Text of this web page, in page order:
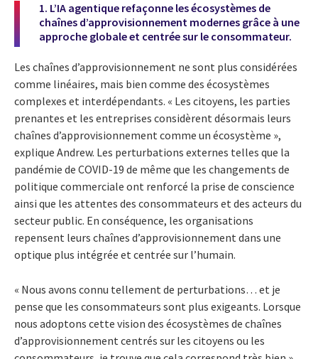
1. L’IA agentique refaçonne les écosystèmes de
chaînes d’approvisionnement modernes grâce à une
approche globale et centrée sur le consommateur.
Les chaînes d’approvisionnement ne sont plus considérées
comme linéaires, mais bien comme des écosystèmes
complexes et interdépendants. « Les citoyens, les parties
prenantes et les entreprises considèrent désormais leurs
chaînes d’approvisionnement comme un écosystème »,
explique Andrew. Les perturbations externes telles que la
pandémie de COVID-19 de même que les changements de
politique commerciale ont renforcé la prise de conscience
ainsi que les attentes des consommateurs et des acteurs du
secteur public. En conséquence, les organisations
repensent leurs chaînes d’approvisionnement dans une
optique plus intégrée et centrée sur l’humain.
« Nous avons connu tellement de perturbations… et je
pense que les consommateurs sont plus exigeants. Lorsque
nous adoptons cette vision des écosystèmes de chaînes
d’approvisionnement centrés sur les citoyens ou les